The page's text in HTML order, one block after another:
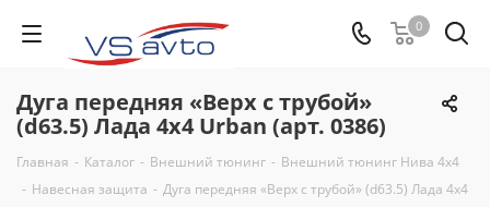
0
Дуга передняя «Верх с трубой»
(d63.5) Лада 4x4 Urban (арт. 0386)
Главная - Каталог - Внешний тюнинг - Внешний тюнинг Нива 4х4
- Навесная защита - Дуга передняя «Верх с трубой» (d63.5) Лада 4x4